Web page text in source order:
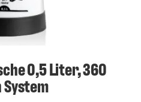
0,5 Liter, 360
System